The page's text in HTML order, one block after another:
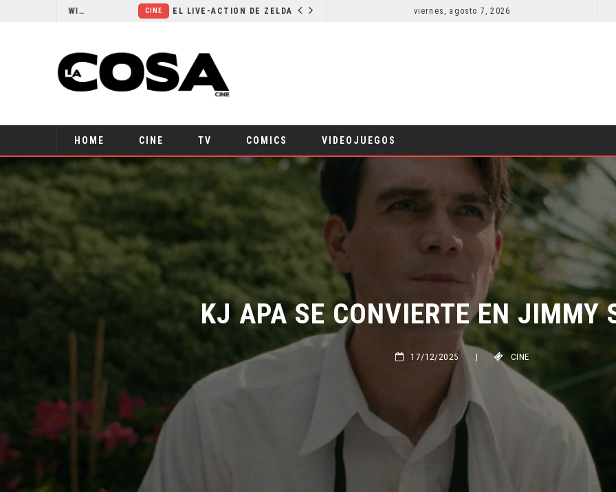
EL LIVE-ACTION DE ZELDA ELIGE A SU VILLANO LA NOCHE DEL DEMONIO: ESTÁN ENTRE NOSOTROS – TRAILER FINAL
viernes, agosto 7, 2026
HOME CINE TV COMICS VIDEOJUEGOS
KJ APA SE CONVIERTE EN JIMMY
|